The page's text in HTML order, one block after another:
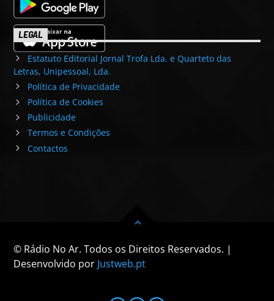
LEGAL
Estatuto Editorial Jornal Trofa Lda. e Quarteto das
Letras, Unipessoal, Lda.
Política de Privacidade
Política de Cookies
Publicidade
Termos e Condições
Contactos
© Rádio No Ar. Todos os Direitos Reservados. |
Desenvolvido por Justweb.pt